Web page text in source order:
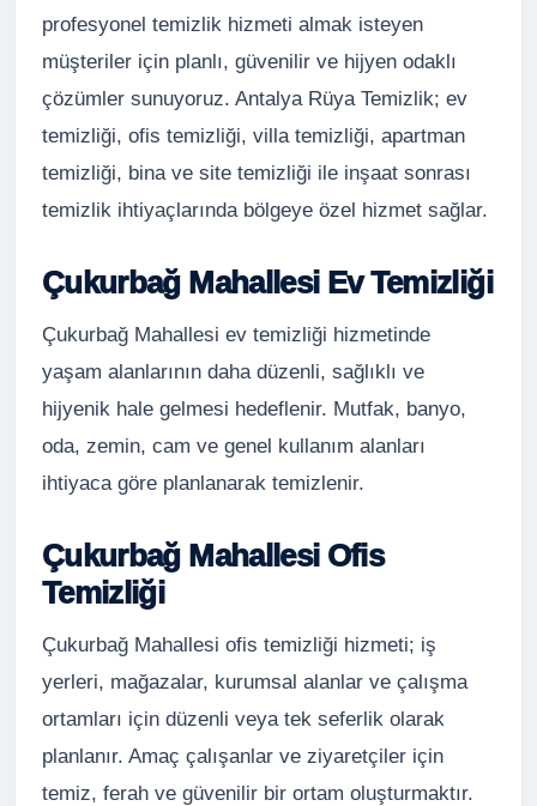
profesyonel temizlik hizmeti almak isteyen
müşteriler için planlı, güvenilir ve hijyen odaklı
çözümler sunuyoruz. Antalya Rüya Temizlik; ev
temizliği, ofis temizliği, villa temizliği, apartman
temizliği, bina ve site temizliği ile inşaat sonrası
temizlik ihtiyaçlarında bölgeye özel hizmet sağlar.
Çukurbağ Mahallesi Ev Temizliği
Çukurbağ Mahallesi ev temizliği hizmetinde
yaşam alanlarının daha düzenli, sağlıklı ve
hijyenik hale gelmesi hedeflenir. Mutfak, banyo,
oda, zemin, cam ve genel kullanım alanları
ihtiyaca göre planlanarak temizlenir.
Çukurbağ Mahallesi Ofis
Temizliği
Çukurbağ Mahallesi ofis temizliği hizmeti; iş
yerleri, mağazalar, kurumsal alanlar ve çalışma
ortamları için düzenli veya tek seferlik olarak
planlanır. Amaç çalışanlar ve ziyaretçiler için
temiz, ferah ve güvenilir bir ortam oluşturmaktır.